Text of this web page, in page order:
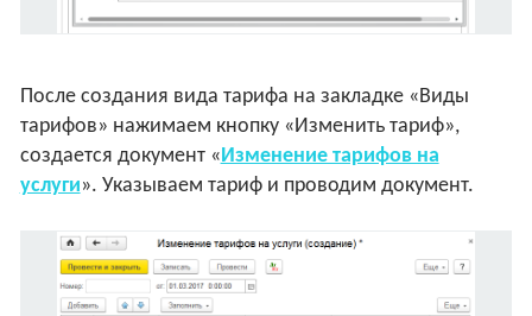
После создания вида тарифа на закладке «Виды
тарифов» нажимаем кнопку «Изменить тариф»,
создается документ « Изменение тарифов на
услуги». Указываем тариф и проводим документ.